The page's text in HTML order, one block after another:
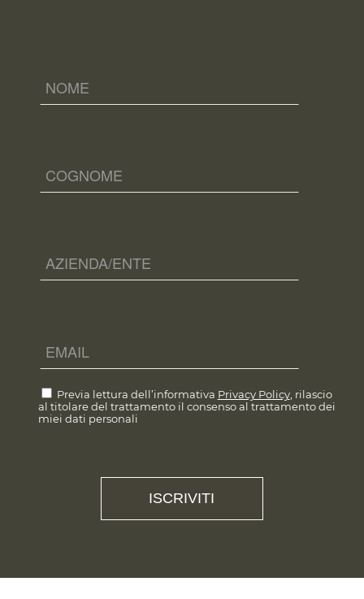
Previa lettura dell’informativa Privacy Policy, rilascio
al titolare del trattamento il consenso al trattamento dei
miei dati personali